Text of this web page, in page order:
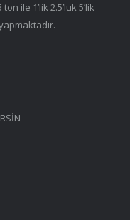
ile 1’lik 2.5’luk 5’lik